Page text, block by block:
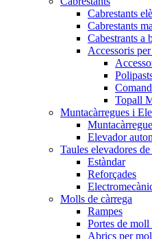
Cabrestants
Cabrestants
Cabestrants a
Accessoris
Topall
Muntacàrregues i
Elevador
Taules elevadores
Estàndar
Reforçades
Molls de càrrega
Rampes
Portes de moll
Abrics per